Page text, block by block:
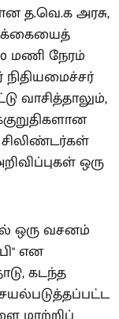
த.வெ.க அரசு,
மணி நேரம்
நிதியமைச்சர்
வாசித்தாலும்,
சிலிண்டர்கள்
ஒரு
ஒரு வசனம்
என
கடந்த